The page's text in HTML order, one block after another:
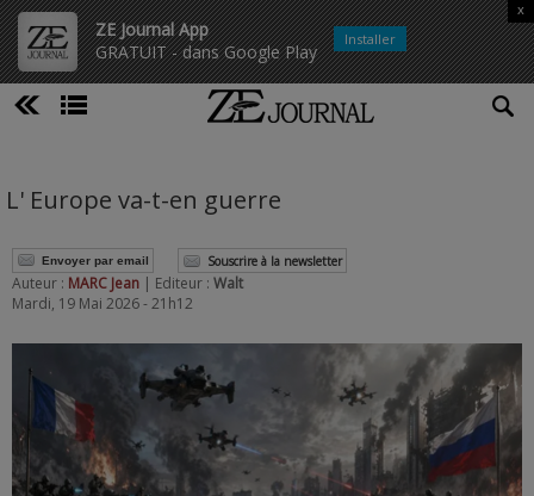
ZE Journal App
GRATUIT - dans Google Play
x
Installer
L' Europe va-t-en guerre
Envoyer par email Souscrire à la newsletter
Auteur : MARC Jean | Editeur : Walt
Mardi, 19 Mai 2026 - 21h12